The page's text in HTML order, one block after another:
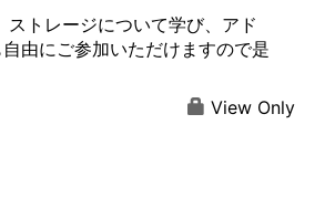
トレージについて学び、アド
由にご参加いただけますので是
View Only